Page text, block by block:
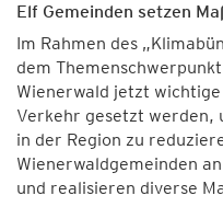
Elf Gemeinden setzen
Im Rahmen des
dem
Wienerwald jetzt
Verkehr gesetzt werden,
in der Region zu
Wienerwaldgemeinden
und realisieren diverse